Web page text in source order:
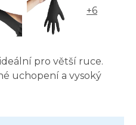
+6
pro větší ruce.
uchopení a vysoký